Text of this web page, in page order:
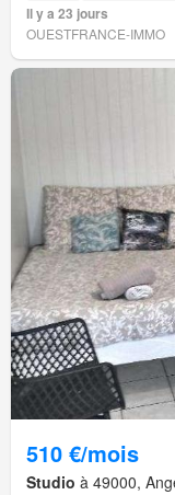
Il y a 23 jours
OUESTFRANCE-IMMO
510 €/mois
Studio à 49000,